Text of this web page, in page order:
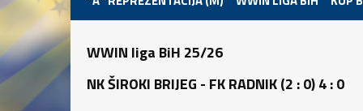
WWIN liga BiH 25/26
NK ŠIROKI BRIJEG - FK RADNIK (2 : 0) 4 : 0